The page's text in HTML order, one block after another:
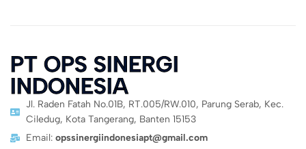
PT OPS SINERGI
INDONESIA
Jl. Raden Fatah No.01B, RT.005/RW.010, Parung Serab, Kec.
Ciledug, Kota Tangerang, Banten 15153
Email: opssinergiindonesiapt@gmail.com